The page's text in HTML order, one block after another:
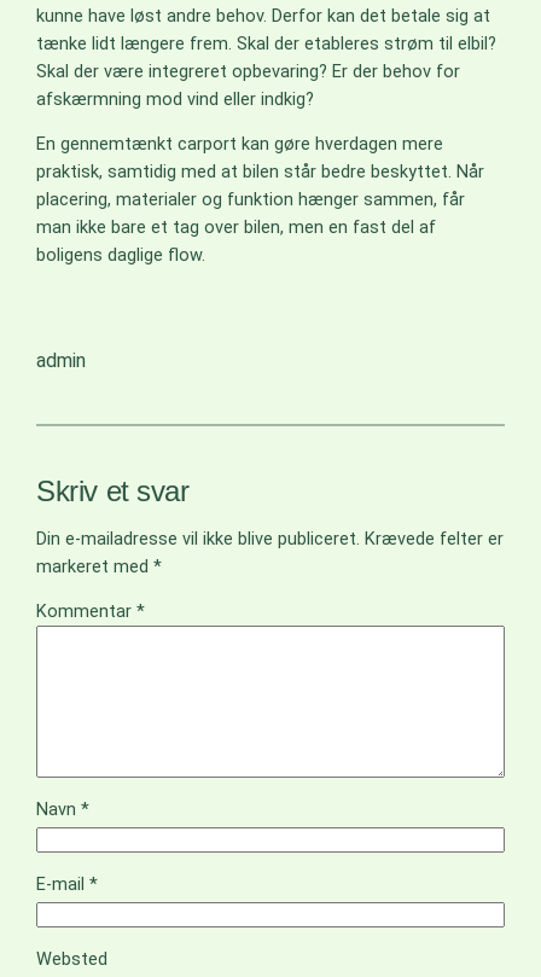
kunne have løst andre behov. Derfor kan det betale sig at
tænke lidt længere frem. Skal der etableres strøm til elbil?
Skal der være integreret opbevaring? Er der behov for
afskærmning mod vind eller indkig?
En gennemtænkt carport kan gøre hverdagen mere
praktisk, samtidig med at bilen står bedre beskyttet. Når
placering, materialer og funktion hænger sammen, får
man ikke bare et tag over bilen, men en fast del af
boligens daglige flow.
admin
Skriv et svar
Din e-mailadresse vil ikke blive publiceret. Krævede felter er
markeret med*
Kommentar*
Navn*
E-mail*
Websted